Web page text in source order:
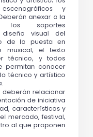
y
anexar a la
los soportes
visual del
de la puesta en
musical, el texto
técnico, y todos
permitan conocer
técnico y artístico
deberán relacionar
de iniciativa
características y
mercado, festival,
al que proponen